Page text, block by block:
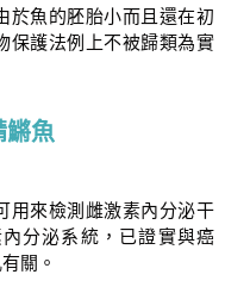
於魚的胚胎小而且還在初
保護法例上不被歸類為實
鱂魚
用來檢測雌激素內分泌干
分泌系統，已證實與癌
關。